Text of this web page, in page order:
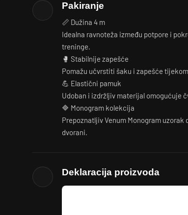
Pakiranje
📏 Dužina 4 m
Idealna ravnoteža između potpore i
treninge.
🥊 Stabilnije zapešće
Pomažu učvrstiti šaku i zapešće
💪 Elastični pamuk
Udoban i izdržljiv materijal omogućuje
🔷 Monogram kolekcija
Prepoznatljiv Venum Monogram
dvorani.
Deklaracija proizvoda